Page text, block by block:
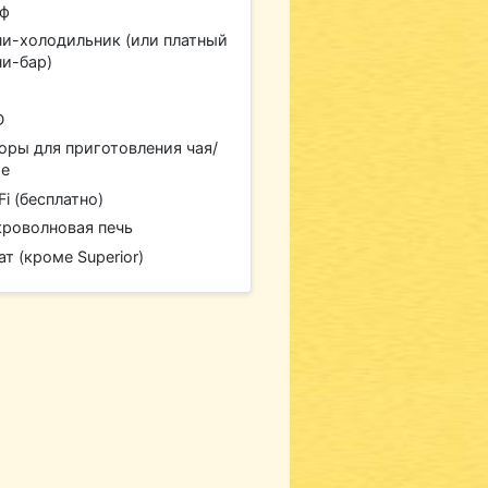
холодильник (или платный
бар)
для приготовления чая/
(бесплатно)
печь
(кроме Superior)